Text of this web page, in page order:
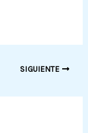
SIGUIENTE